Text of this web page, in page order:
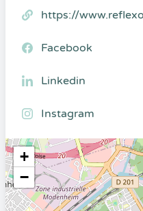
https://
Facebook
Linkedin
Instagram
+
−